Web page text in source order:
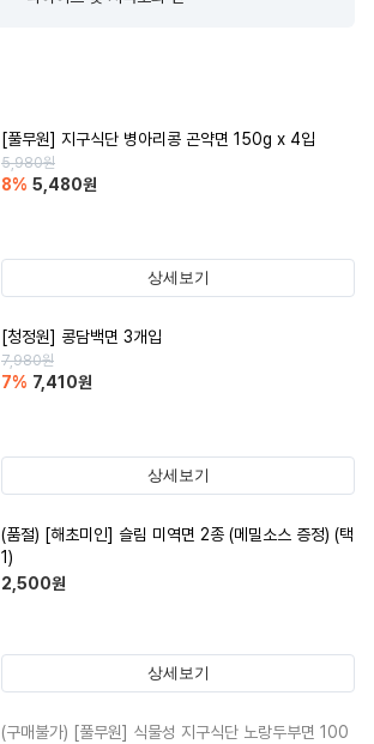
[풀무원] 지구식단 병아리콩 곤약면 150g x 4입
5,980원
8% 5,480원
상세보기
[청정원] 콩담백면 3개입
7,980원
7% 7,410원
상세보기
(품절) [해초미인] 슬림 미역면 2종 (메밀소스 증정) (택
1)
2,500원
상세보기
(구매불가) [풀무원] 식물성 지구식단 노랑두부면 100